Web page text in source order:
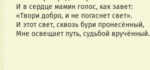
И в сердце мамин голос, как завет:
«Твори добро, и не погаснет свет».
И этот свет, сквозь бури пронесённый,
Мне освещает путь, судьбой вручённый.